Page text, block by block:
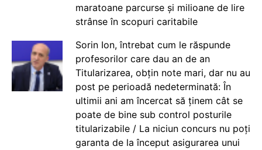
maratoane parcurse și milioane de lire
strânse în scopuri caritabile
Sorin Ion, întrebat cum le răspunde
profesorilor care dau an de an
Titularizarea, obțin note mari, dar nu au
post pe perioadă nedeterminată: În
ultimii ani am încercat să ținem cât se
poate de bine sub control posturile
titularizabile / La niciun concurs nu poți
garanta de la început asigurarea unui